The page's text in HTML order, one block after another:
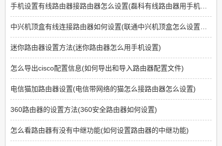
迷你路由器设置方法(迷你路由器怎么用手机设置)
怎么导出cisco配置信息(如何导出和导入路由器配置文件)
电信猫加路由器设置(电信带网络的猫怎么接路由器怎么设置)
360路由器的设置方法(360安全路由器如何设置)
怎么看路由器有没有中继功能(如何设置路由器的中继功能)